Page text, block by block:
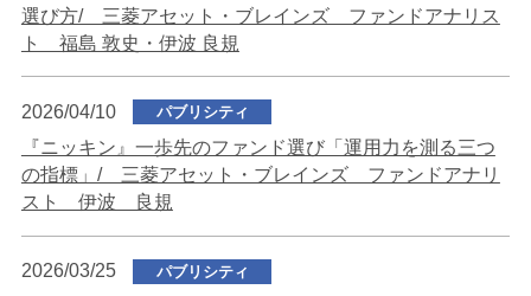
選び方/ 三菱アセット・ブレインズ ファンドアナリス
ト 福島 敦史・伊波 良規
2026/04/10 パブリシティ
『ニッキン』一歩先のファンド選び「運用力を測る三つ
の指標」/ 三菱アセット・ブレインズ ファンドアナリ
スト 伊波 良規
2026/03/25 パブリシティ